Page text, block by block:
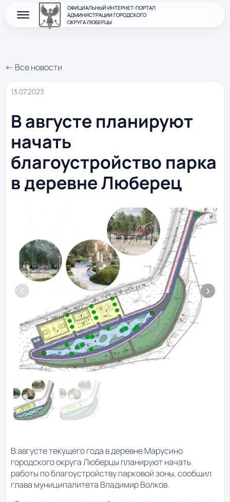
ОФИЦИАЛЬНЫЙ ИНТЕРНЕТ-ПОРТАЛ
АДМИНИСТРАЦИИ ГОРОДСКОГО
ОКРУГА ЛЮБЕРЦЫ
← Все новости
13.07.2023
В августе планируют
начать
благоустройство парка
в деревне Люберец
В августе текущего года в деревне Марусино
городского округа Люберцы планируют начать
работы по благоустройству парковой зоны, сообщил
глава муниципалитета Владимир Волков.